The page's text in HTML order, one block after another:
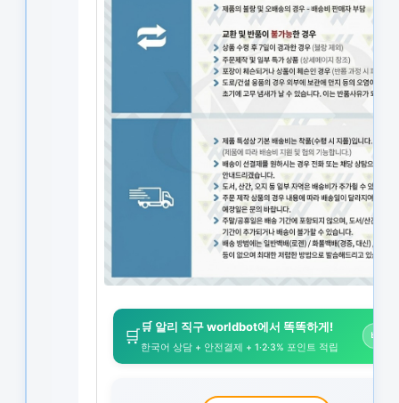
🛒🛒 알리 직구 worldbot에서 똑똑하게!
한국어 상담 + 안전결제 + 1·2·3% 포인트 적립
바로